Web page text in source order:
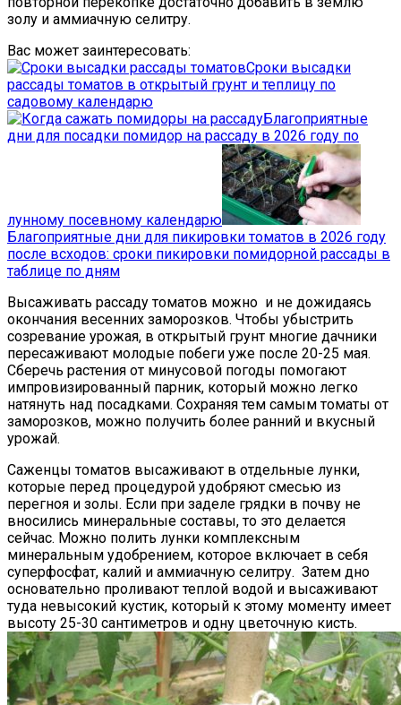
золу и аммиачную селитру.
Вас может заинтересовать:
Сроки высадки
рассады томатов в открытый грунт и теплицу по
садовому календарю
Благоприятные
дни для посадки помидор на рассаду в 2026 году по
лунному посевному календарю
Благоприятные дни для пикировки томатов в 2026 году
после всходов: сроки пикировки помидорной рассады в
таблице по дням
Высаживать рассаду томатов можно и не дожидаясь
окончания весенних заморозков. Чтобы убыстрить
созревание урожая, в открытый грунт многие дачники
пересаживают молодые побеги уже после 20-25 мая.
Сберечь растения от минусовой погоды помогают
импровизированный парник, который можно легко
натянуть над посадками. Сохраняя тем самым томаты от
заморозков, можно получить более ранний и вкусный
урожай.
Саженцы томатов высаживают в отдельные лунки,
которые перед процедурой удобряют смесью из
перегноя и золы. Если при заделе грядки в почву не
вносились минеральные составы, то это делается
сейчас. Можно полить лунки комплексным
минеральным удобрением, которое включает в себя
суперфосфат, калий и аммиачную селитру. Затем дно
основательно проливают теплой водой и высаживают
туда невысокий кустик, который к этому моменту имеет
высоту 25-30 сантиметров и одну цветочную кисть.